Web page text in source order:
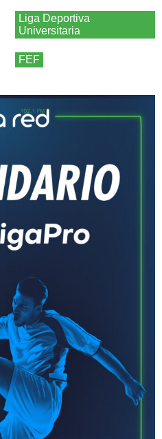
Liga Deportiva
Universitaria
FEF